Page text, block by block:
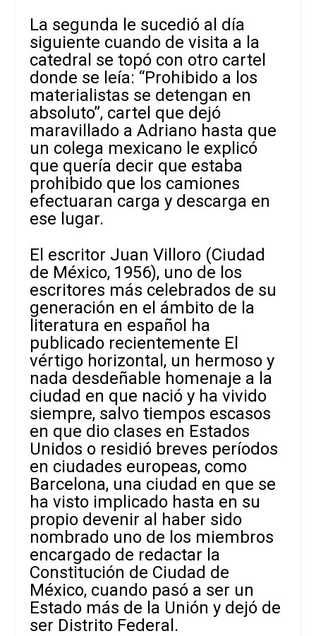
La segunda le sucedió al día
siguiente cuando de visita a la
catedral se topó con otro cartel
donde se leía: “Prohibido a los
materialistas se detengan en
absoluto”, cartel que dejó
maravillado a Adriano hasta que
un colega mexicano le explicó
que quería decir que estaba
prohibido que los camiones
efectuaran carga y descarga en
ese lugar.
El escritor Juan Villoro (Ciudad
de México, 1956), uno de los
escritores más celebrados de su
generación en el ámbito de la
literatura en español ha
publicado recientemente El
vértigo horizontal, un hermoso y
nada desdeñable homenaje a la
ciudad en que nació y ha vivido
siempre, salvo tiempos escasos
en que dio clases en Estados
Unidos o residió breves períodos
en ciudades europeas, como
Barcelona, una ciudad en que se
ha visto implicado hasta en su
propio devenir al haber sido
nombrado uno de los miembros
encargado de redactar la
Constitución de Ciudad de
México, cuando pasó a ser un
Estado más de la Unión y dejó de
ser Distrito Federal.